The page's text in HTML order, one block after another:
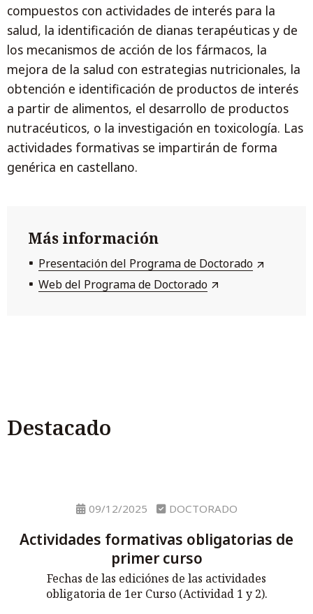
compuestos con actividades de interés para la
salud, la identificación de dianas terapéuticas y de
los mecanismos de acción de los fármacos, la
mejora de la salud con estrategias nutricionales, la
obtención e identificación de productos de interés
a partir de alimentos, el desarrollo de productos
nutracéuticos, o la investigación en toxicología. Las
actividades formativas se impartirán de forma
genérica en castellano.
Más información
Presentación del Programa de Doctorado
Web del Programa de Doctorado
Destacado
09/12/2025 DOCTORADO
Actividades formativas obligatorias de
primer curso
Fechas de las ediciónes de las actividades
obligatoria de 1er Curso (Actividad 1 y 2).